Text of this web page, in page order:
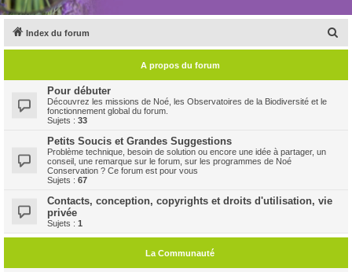
Index du forum
e
A propos du forum
Pour débuter
Découvrez les missions de Noé, les Observatoires de la Biodiversité et le
fonctionnement global du forum.
Sujets : 33
Petits Soucis et Grandes Suggestions
Problème technique, besoin de solution ou encore une idée à partager, un
conseil, une remarque sur le forum, sur les programmes de Noé
Conservation ? Ce forum est pour vous
Sujets : 67
Contacts, conception, copyrights et droits d'utilisation, vie
privée
Sujets : 1
La Communauté